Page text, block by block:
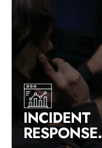
INCIDENT
RESPONSE.